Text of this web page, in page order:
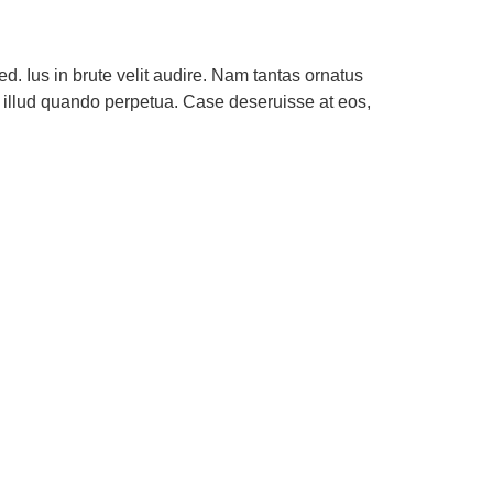
Ius in brute velit audire. Nam tantas ornatus
quando perpetua. Case deseruisse at eos,